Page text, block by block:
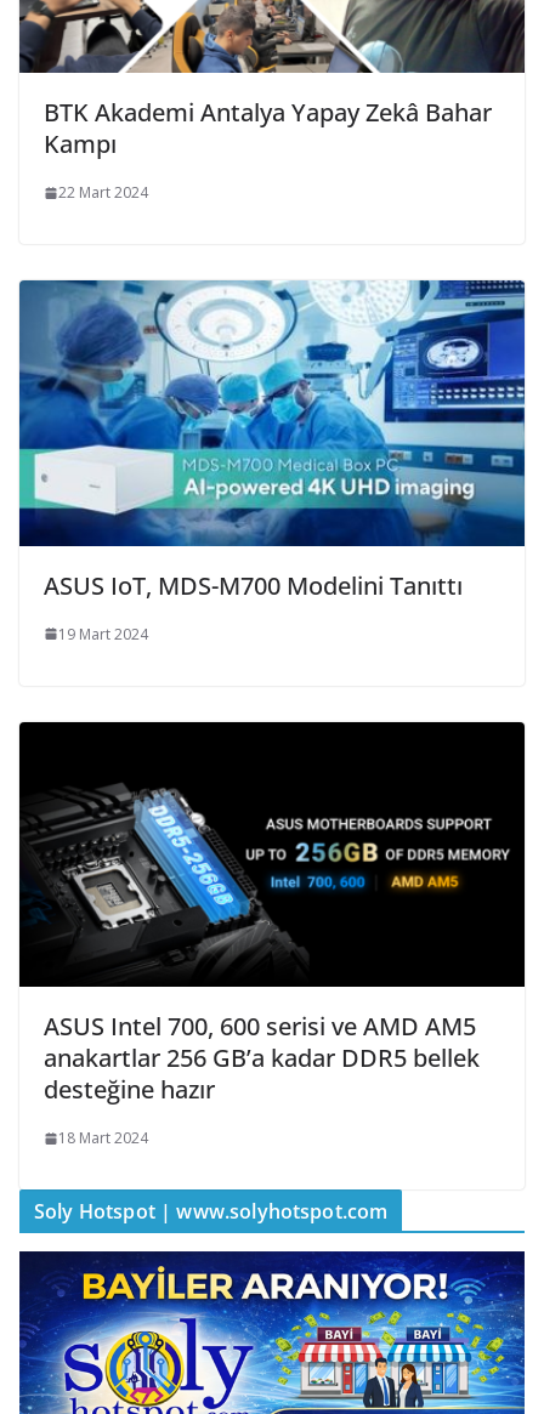
BTK Akademi Antalya Yapay Zekâ Bahar
Kampı
22 Mart 2024
ASUS IoT, MDS-M700 Modelini Tanıttı
19 Mart 2024
ASUS Intel 700, 600 serisi ve AMD AM5
anakartlar 256 GB’a kadar DDR5 bellek
desteğine hazır
18 Mart 2024
Soly Hotspot | www.solyhotspot.com